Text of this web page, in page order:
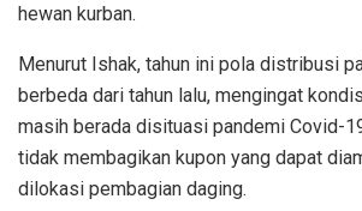
hewan kurban.
Menurut Ishak, tahun ini pola distribusi
berbeda dari tahun lalu, mengingat
masih berada disituasi pandemi Covid-
tidak membagikan kupon yang dapat
dilokasi pembagian daging.